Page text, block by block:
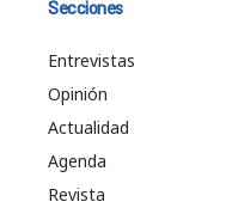
Secciones
Entrevistas
Opinión
Actualidad
Agenda
Revista